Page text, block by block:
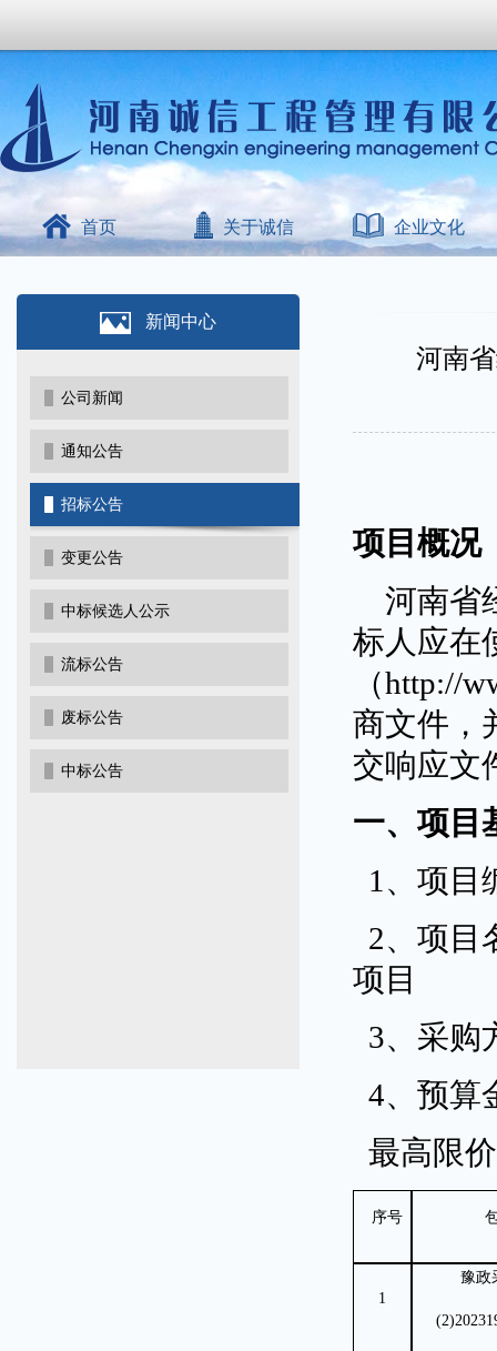
首页 关于诚信 企业文化
新闻中心
公司新闻
通知公告
招标公告
变更公告
中标候选人公示
流标公告
废标公告
中标公告
河南
项目概况
河南省
标人应在
（http://
商文件，
交响应文
一、项目
1、项目
2、项目
项目
3、采购
4、预算
最高限
序号
1
豫政
(2)2023